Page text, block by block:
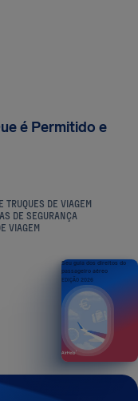
é Permitido e
TRUQUES DE VIAGEM
DE SEGURANÇA
VIAGEM
Seu guia dos direitos do
passageiro aéreo
EDIÇÃO 2026